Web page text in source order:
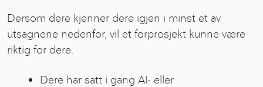
Dersom dere kjenner dere igjen i minst et av
utsagnene nedenfor, vil et forprosjekt kunne være
riktig for dere.
Dere har satt i gang AI- eller